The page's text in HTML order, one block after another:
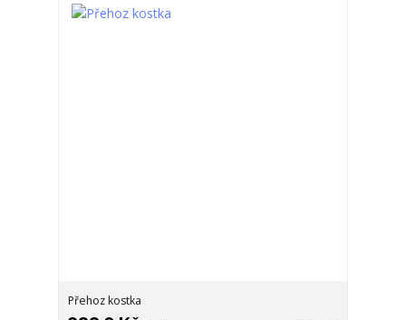
Přehoz kostka